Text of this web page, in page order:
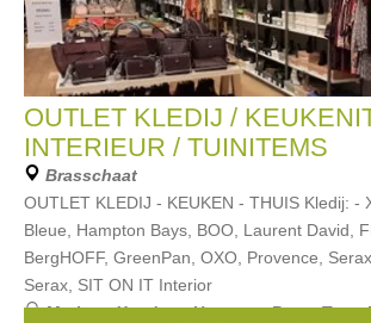
OUTLET KLEDIJ /
INTERIEUR / TUINITEMS
Brasschaat
OUTLET KLEDIJ - KEUKEN - THUIS Kledij: -
Bleue, Hampton Bays, BOO, Laurent David,
BergHOFF, GreenPan, OXO, Provence,
Serax, SIT ON IT Interior
Merken:Xandres,Hampton Bays,Terre